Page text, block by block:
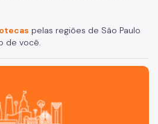
pelas regiões de São Paulo
de você.
resiliente e sustentável